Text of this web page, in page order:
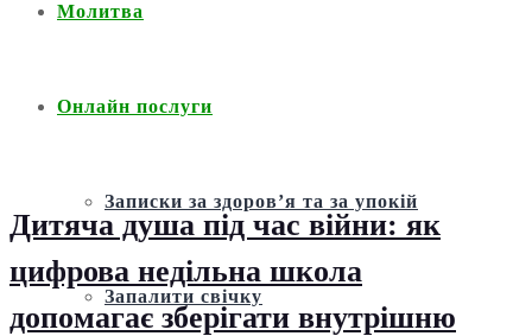
Молитва
Онлайн послуги
Записки за здоров’я та за упокій
Запалити свічку
Дитяча душа під час війни: як
цифрова недільна школа
допомагає зберігати внутрішню